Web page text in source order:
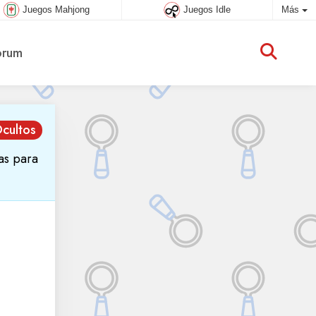
Juegos Mahjong Juegos Idle Más
para